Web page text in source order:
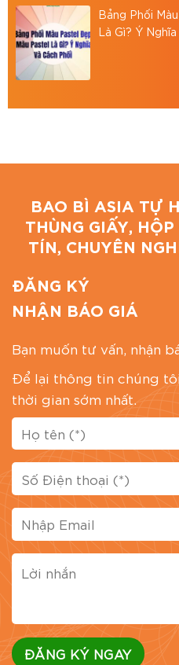
Hotline: 0867 886 811
Email:
Website:https://
Bảng Phối
Là Gì? Ý
BAO BÌ ASIA TỰ
THÙNG GIẤY,
TÍN, CHUYÊN
ĐĂNG KÝ
NHẬN BÁO GIÁ
Bạn muốn tư vấn, nhận
Để lại thông tin chúng
thời gian sớm nhất.